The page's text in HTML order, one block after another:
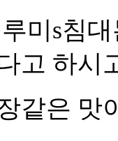
미s침
고 하시
같은 맛